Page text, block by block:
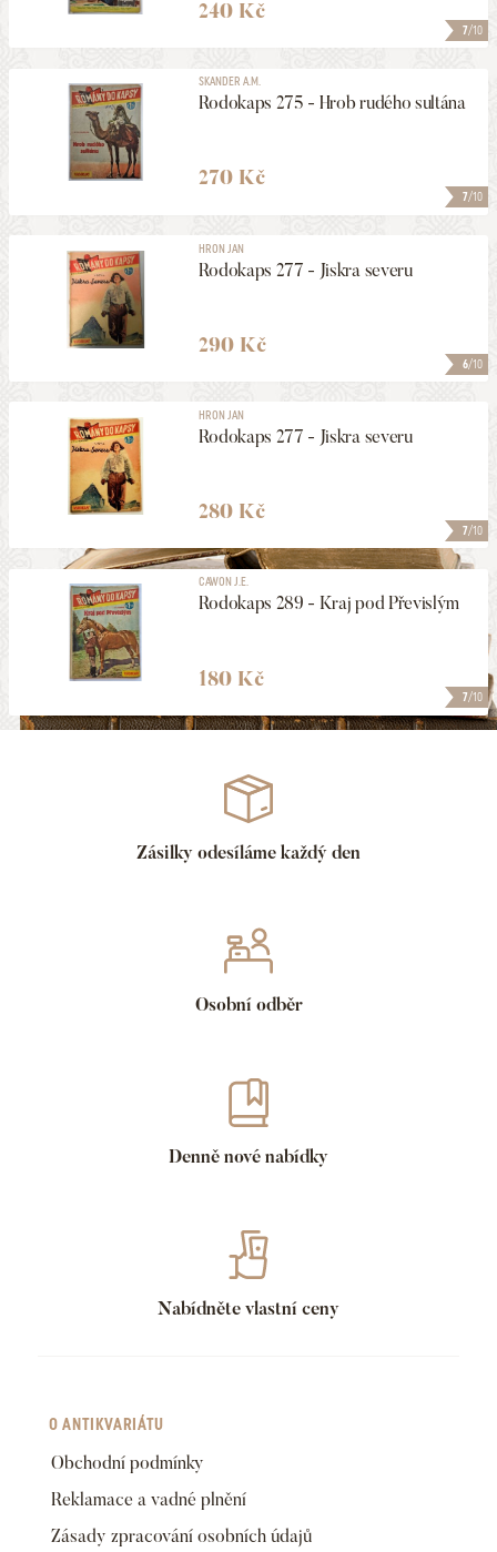
7/10
240 Kč
7/10
SKANDER A.M.
Rodokaps 275 - Hrob rudého sultána
270 Kč
6/10
HRON JAN
Rodokaps 277 - Jiskra severu
290 Kč
7/10
HRON JAN
Rodokaps 277 - Jiskra severu
280 Kč
7/10
CAWON J.E.
Rodokaps 289 - Kraj pod Převislým
180 Kč
Zásilky odesíláme každý den
Osobní odběr
Denně nové nabídky
Nabídněte vlastní ceny
O ANTIKVARIÁTU
Obchodní podmínky
Reklamace a vadné plnění
Zásady zpracování osobních údajů